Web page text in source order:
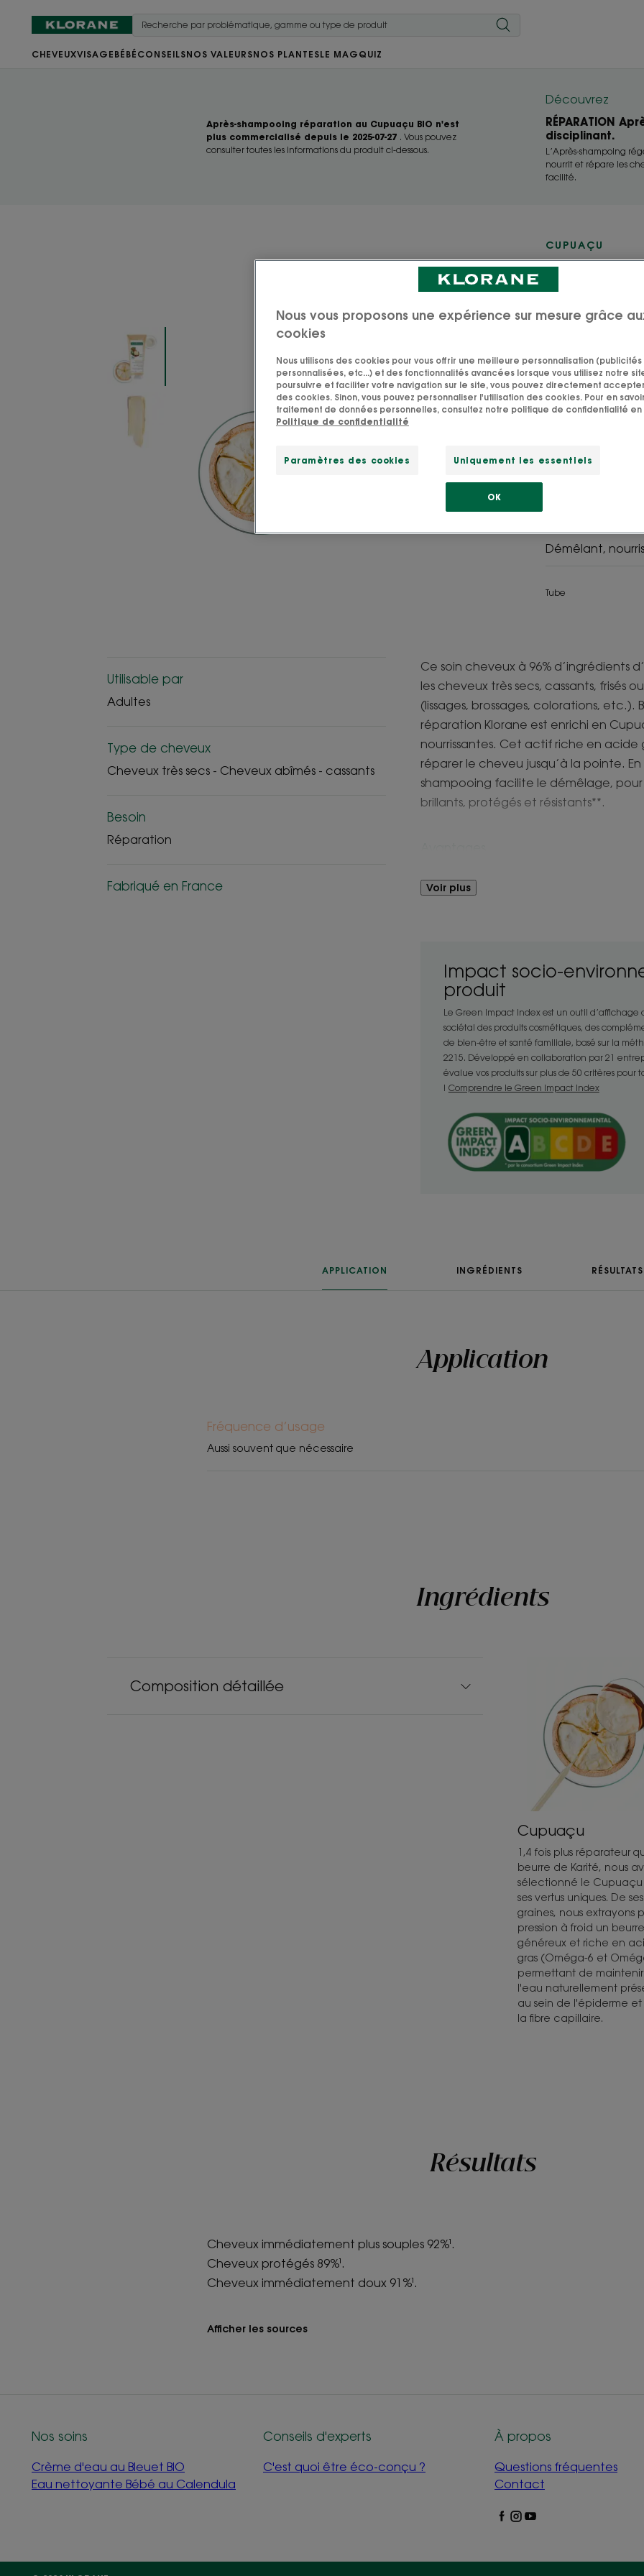
CHEVEUXVISAGE BÉBÉ CONSEILSNOS VALEURSNOS PLANTESLE MAG QUIZ
Après-shampooing réparation au Cupuaçu BIO n'est
plus commercialisé depuis le 2025-07-27 . Vous pouvez
consulter toutes les informations du produit ci-dessous.
Découvrez
RÉPARATION
disciplinant.
L’Après-shampoing
nourrit et répare les
facilité.
CUPUAÇU
Permanent
Répare la fibre
L’Après-
nourrit et
un démêlage
Actif issu
Démêlant,
Tube
Utilisable par
Adultes
Type de cheveux
Cheveux très secs - Cheveux abîmés - cassants
Besoin
Réparation
Fabriqué en France
Ce soin cheveux à 96% d’ingrédients
les cheveux très secs, cassants, frisés
(lissages, brossages, colorations,
réparation Klorane est enrichi en
nourrissantes. Cet actif riche en acide
réparer le cheveu jusqu’à la pointe. En
shampooing facilite le démêlage,
brillants, protégés et résistants**.
lavant à la place du shampooing
• DÉMÊLE : La formule fondante
discipline les cheveux secs pour un
• NOURRIT : Le Cupuaçu BIO va
• RÉPARE : L’après-shampooing
pour des longueurs réparées et
TEXTURE
Texture
Baume
Voir plus
Impact socio-
produit
Le Green Impact Index est un outil
sociétal des produits cosmétiques, des
de bien-être et santé familiale, basé sur la
2215. Développé en collaboration par 21
évalue vos produits sur plus de 50 critères pour
! Comprendre le Green Impact Index
APPLICATION INGRÉDIENTS RÉSULTATS
Application
Fréquence d’usage
Aussi souvent que nécessaire
Ingrédients
Composition détaillée
Cupuaçu
1,4 fois plus réparateur
beurre de Karité, nous
sélectionné le
ses vertus uniques. De ses
graines, nous extrayons
pression à froid un beurre
généreux et riche en
gras (Oméga-6 et
permettant de maintenir
l'eau naturellement
au sein de l'épiderme
la fibre capillaire.
Résultats
Cheveux immédiatement plus souples 92%¹.
Cheveux protégés 89%¹.
Cheveux immédiatement doux 91%¹.
Afficher les sources
Nos soins
Crème d'eau au Bleuet BIO
Eau nettoyante Bébé au Calendula
Conseils d'experts
C'est quoi être éco-conçu ?
À propos
Questions fréquentes
Contact
Nous vous proposons une expérience sur mesure grâce
cookies
Nous utilisons des cookies pour vous offrir une meilleure personnalisation (publicités
personnalisées, etc...) et des fonctionnalités avancées lorsque vous utilisez notre
poursuivre et faciliter votre navigation sur le site, vous pouvez directement
des cookies. Sinon, vous pouvez personnaliser l'utilisation des cookies. Pour en
traitement de données personnelles, consultez notre politique de confidentialité en
Politique de confidentialité
Paramètres des cookies Uniquement les essentiels
OK